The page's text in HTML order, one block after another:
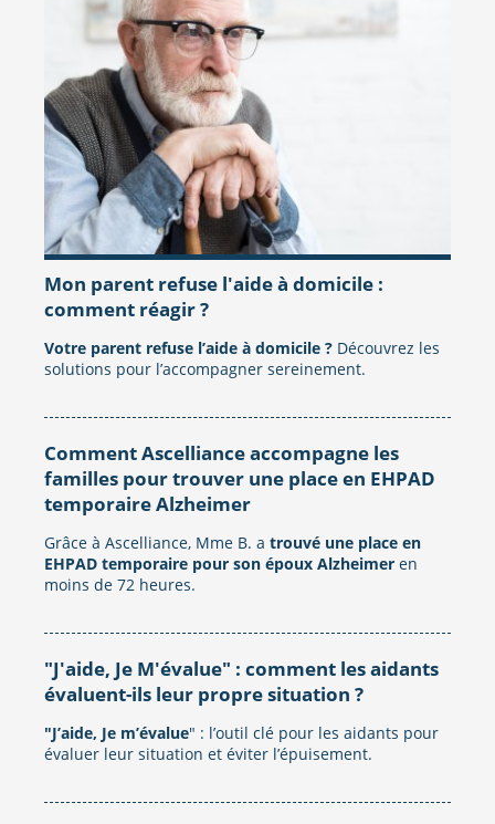
Mon parent refuse l'aide à domicile :
comment réagir ?
Votre parent refuse l’aide à domicile ? Découvrez les
solutions pour l’accompagner sereinement.
Comment Ascelliance accompagne les
familles pour trouver une place en EHPAD
temporaire Alzheimer
Grâce à Ascelliance, Mme B. a trouvé une place en
EHPAD temporaire pour son époux Alzheimer en
moins de 72 heures.
"J'aide, Je M'évalue" : comment les aidants
évaluent-ils leur propre situation ?
"J’aide, Je m’évalue" : l’outil clé pour les aidants pour
évaluer leur situation et éviter l’épuisement.